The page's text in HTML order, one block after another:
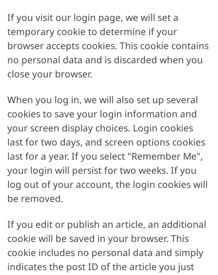
If you visit our login page, we will set a
temporary cookie to determine if your
browser accepts cookies. This cookie contains
no personal data and is discarded when you
close your browser.
When you log in, we will also set up several
cookies to save your login information and
your screen display choices. Login cookies
last for two days, and screen options cookies
last for a year. If you select "Remember Me",
your login will persist for two weeks. If you
log out of your account, the login cookies will
be removed.
If you edit or publish an article, an additional
cookie will be saved in your browser. This
cookie includes no personal data and simply
indicates the post ID of the article you just